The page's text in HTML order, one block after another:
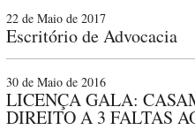
22 de Maio de 2017
Escritório de Advocacia
30 de Maio de 2016
LICENÇA GALA:
DIREITO A 3 FALTAS